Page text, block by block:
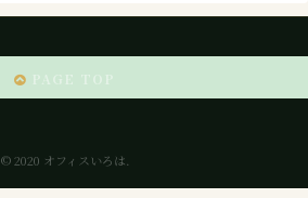
© 2020 オフィスいろは.